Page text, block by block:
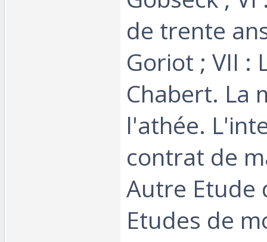
de trente
Goriot ; VII :
Chabert. La
l'athée.
contrat de
Autre Etude
Etudes de